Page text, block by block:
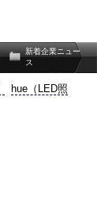
新着企業ニュー
ス
hue（LED照